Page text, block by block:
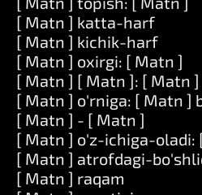
[ Matn ] katta-harf
[ Matn ] kichik-harf
[ Matn ] oxirgi: [ Matn ]
[ Matn ] [ Matn ]: [ Matn ]
[ Matn ] o'rniga: [ Matn ]
[ Matn ] - [ Matn ]
[ Matn ] o'z-ichiga-oladi:
[ Matn ] atrofdagi-
[ Matn ] raqam